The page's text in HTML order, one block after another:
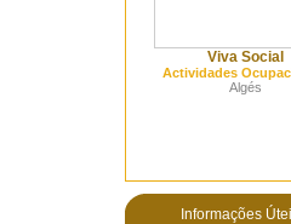
Viva Social
Actividades
Algés
Informações